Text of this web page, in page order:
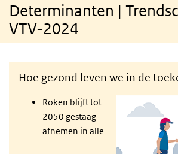
Determinanten |
VTV-2024
Hoe gezond leven we in de
Roken blijft tot
2050 gestaag
afnemen in alle